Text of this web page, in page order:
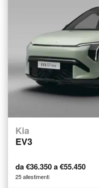
Kia
EV3
da €36.350 a €55.450
25 allestimenti